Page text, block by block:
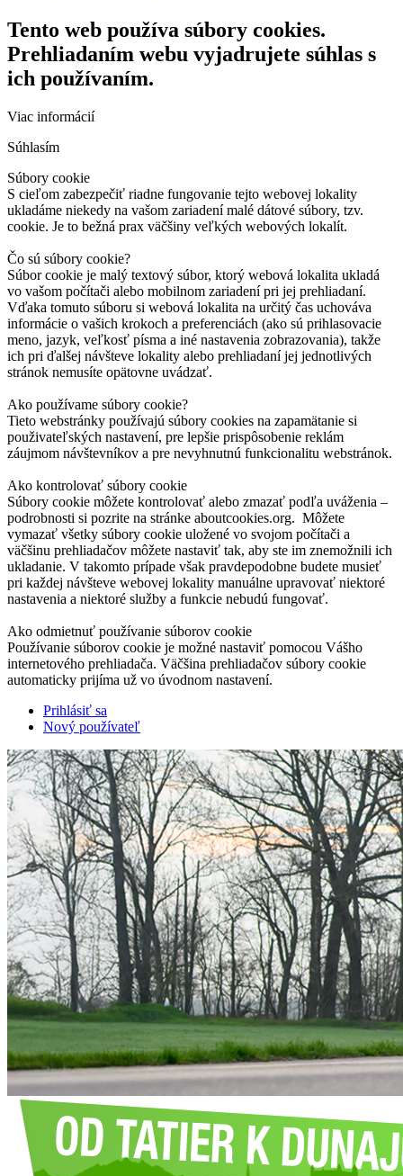
Tento web používa súbory cookies.
Prehliadaním webu vyjadrujete súhlas s
ich používaním.
Viac informácií
Súhlasím
Súbory cookie
S cieľom zabezpečiť riadne fungovanie tejto webovej lokality
ukladáme niekedy na vašom zariadení malé dátové súbory, tzv.
cookie. Je to bežná prax väčšiny veľkých webových lokalít.
Čo sú súbory cookie?
Súbor cookie je malý textový súbor, ktorý webová lokalita ukladá
vo vašom počítači alebo mobilnom zariadení pri jej prehliadaní.
Vďaka tomuto súboru si webová lokalita na určitý čas uchováva
informácie o vašich krokoch a preferenciách (ako sú prihlasovacie
meno, jazyk, veľkosť písma a iné nastavenia zobrazovania), takže
ich pri ďalšej návšteve lokality alebo prehliadaní jej jednotlivých
stránok nemusíte opätovne uvádzať.
Ako používame súbory cookie?
Tieto webstránky používajú súbory cookies na zapamätanie si
použivateľských nastavení, pre lepšie prispôsobenie reklám
záujmom návštevníkov a pre nevyhnutnú funkcionalitu webstránok.
Ako kontrolovať súbory cookie
Súbory cookie môžete kontrolovať alebo zmazať podľa uváženia –
podrobnosti si pozrite na stránke aboutcookies.org. Môžete
vymazať všetky súbory cookie uložené vo svojom počítači a
väčšinu prehliadačov môžete nastaviť tak, aby ste im znemožnili ich
ukladanie. V takomto prípade však pravdepodobne budete musieť
pri každej návšteve webovej lokality manuálne upravovať niektoré
nastavenia a niektoré služby a funkcie nebudú fungovať.
Ako odmietnuť používanie súborov cookie
Používanie súborov cookie je možné nastaviť pomocou Vášho
internetového prehliadača. Väčšina prehliadačov súbory cookie
automaticky prijíma už vo úvodnom nastavení.
Prihlásiť sa
Nový používateľ